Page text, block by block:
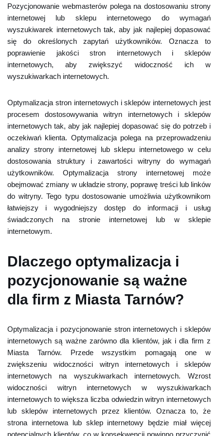
Pozycjonowanie webmasterów polega na dostosowaniu strony
internetowej lub sklepu internetowego do wymagań
wyszukiwarek internetowych tak, aby jak najlepiej dopasować
się do określonych zapytań użytkowników. Oznacza to
poprawienie jakości stron internetowych i sklepów
internetowych, aby zwiększyć widoczność ich w
wyszukiwarkach internetowych.
Optymalizacja stron internetowych i sklepów internetowych jest
procesem dostosowywania witryn internetowych i sklepów
internetowych tak, aby jak najlepiej dopasować się do potrzeb i
oczekiwań klienta. Optymalizacja polega na przeprowadzeniu
analizy strony internetowej lub sklepu internetowego w celu
dostosowania struktury i zawartości witryny do wymagań
użytkowników. Optymalizacja strony internetowej może
obejmować zmiany w układzie strony, poprawę treści lub linków
do witryny. Tego typu dostosowanie umożliwia użytkownikom
łatwiejszy i wygodniejszy dostęp do informacji i usług
świadczonych na stronie internetowej lub w sklepie
internetowym.
Dlaczego optymalizacja i
pozycjonowanie są ważne
dla firm z Miasta Tarnów?
Optymalizacja i pozycjonowanie stron internetowych i sklepów
internetowych są ważne zarówno dla klientów, jak i dla firm z
Miasta Tarnów. Przede wszystkim pomagają one w
zwiększeniu widoczności witryn internetowych i sklepów
internetowych na wyszukiwarkach internetowych. Wzrost
widoczności witryn internetowych w wyszukiwarkach
internetowych to większa liczba odwiedzin witryn internetowych
lub sklepów internetowych przez klientów. Oznacza to, że
strona internetowa lub sklep internetowy będzie miał więcej
potencjalnych klientów, co w konsekwencji powinno przyczynić